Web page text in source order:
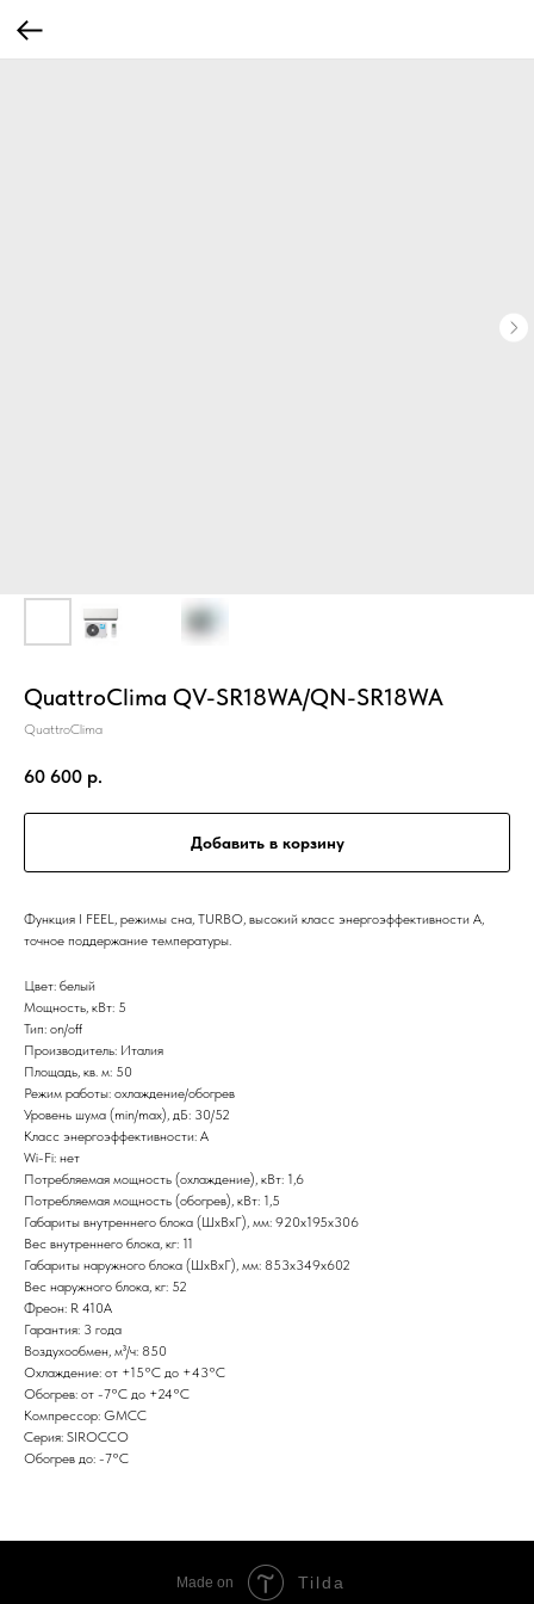
QuattroClima QV-SR18WA/QN-SR18WA
QuattroClima
60 600 р.
Добавить в корзину
Функция I FEEL, режимы сна, TURBO, высокий класс энергоэффективности А,
точное поддержание температуры.
Цвет: белый
Мощность, кВт: 5
Тип: on/off
Производитель: Италия
Площадь, кв. м: 50
Режим работы: охлаждение/обогрев
Уровень шума (min/max), дБ: 30/52
Класс энергоэффективности: А
Wi-Fi: нет
Потребляемая мощность (охлаждение), кВт: 1,6
Потребляемая мощность (обогрев), кВт: 1,5
Габариты внутреннего блока (ШxВxГ), мм: 920х195х306
Вес внутреннего блока, кг: 11
Габариты наружного блока (ШxВxГ), мм: 853х349х602
Вес наружного блока, кг: 52
Фреон: R 410A
Гарантия: 3 года
Воздухообмен, м³/ч: 850
Охлаждение: от +15°С до +43°С
Обогрев: от -7°С до +24°С
Компрессор: GMCC
Серия: SIROCCO
Обогрев до: -7°С
Made on Tilda